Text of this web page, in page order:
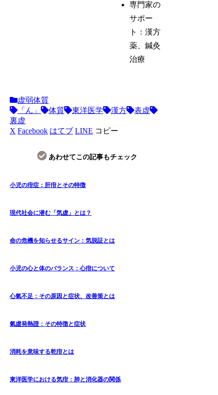
専門家の
サポー
ト：漢方
薬、鍼灸
治療
虚弱体質
「ん」
体質 東洋医学 漢方
表虚
裏虚
X Facebook はてブ LINE コピー
あわせてこの記事もチェック
小児の疳症：肝疳とその特徴
現代社会に潜む「気虚」とは？
命の危機を知らせるサイン：気脱証とは
小児の心と体のバランス：心疳について
心氣不足：その原因と症状、改善策とは
氣虛発熱證：その特徴と症状
消耗を意味する乾疳とは
東洋医学における気疳：肺と消化器の関係